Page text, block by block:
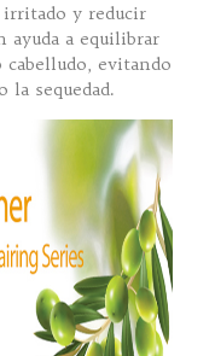
irritado y reducir
ayuda a equilibrar
evitando
la sequedad.